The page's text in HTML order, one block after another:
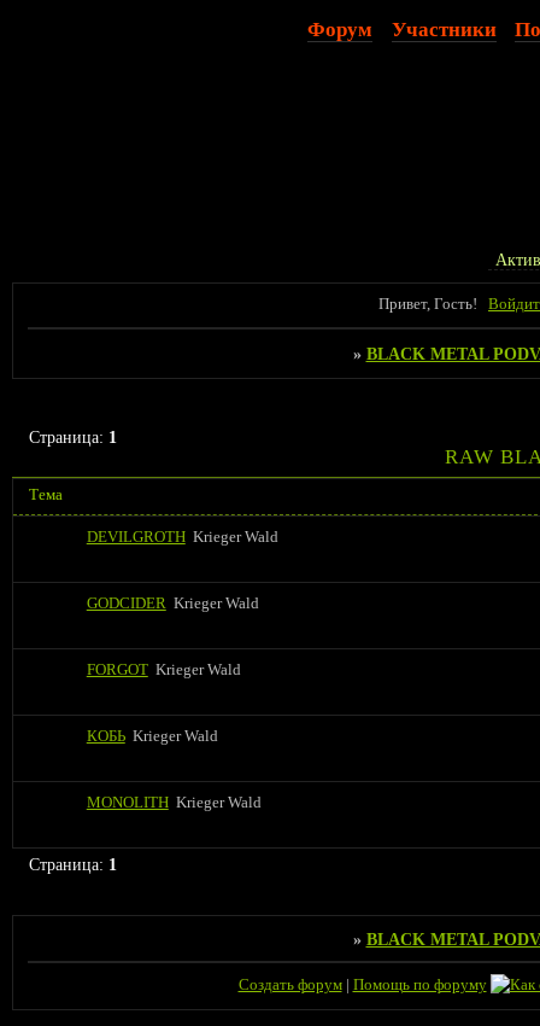
Форум Участники
Привет, Гость!
» BLACK METAL
RAW
Страница: 1
Тема
DEVILGROTH Krieger Wald
GODCIDER Krieger Wald
FORGOT Krieger Wald
КОБЬ Krieger Wald
MONOLITH Krieger Wald
Страница: 1
» BLACK METAL
Создать форум| Помощь по форуму